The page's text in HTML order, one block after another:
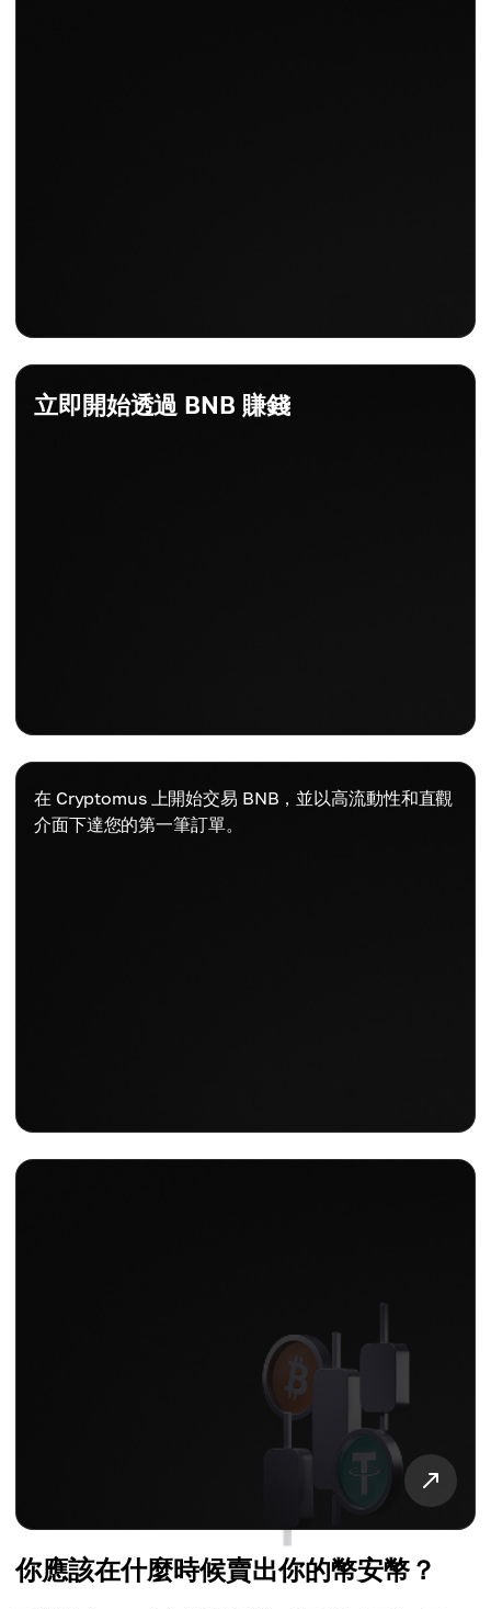
立即開始透過 BNB 賺錢
在 Cryptomus 上開始交易 BNB，並以高流動性和直觀
介面下達您的第一筆訂單。
你應該在什麼時候賣出你的幣安幣？